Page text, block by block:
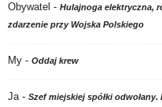
Obywatel - Hulajnoga elektryczna,
zdarzenie przy Wojska Polskiego
My - Oddaj krew
Ja- Szef miejskiej spółki odwołany.